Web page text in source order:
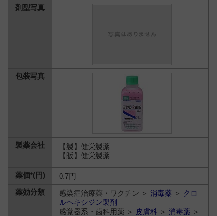
【製】健栄製薬
【販】健栄製薬
0.7円
感染症治療薬・ワクチン ＞消毒薬 ＞ クロ
ルヘキシジン製剤
感覚器系・歯科用薬 ＞ 皮膚科 ＞消毒薬 ＞